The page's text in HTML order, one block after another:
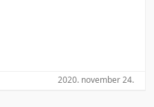
2020. november 24.